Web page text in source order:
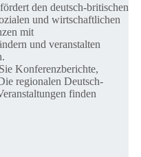
den deutsch-britischen
und wirtschaftlichen
mit
und veranstalten
Konferenzberichte,
regionalen Deutsch-
finden